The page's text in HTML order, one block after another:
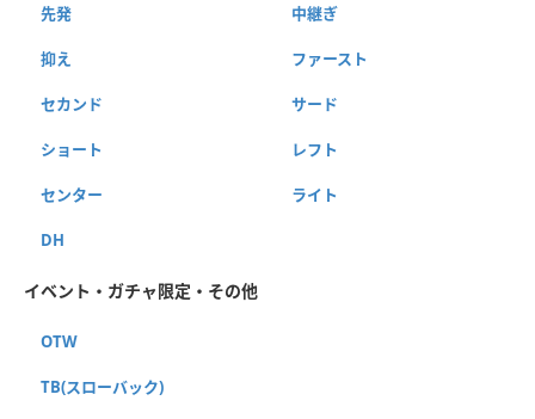
先発 中継ぎ
抑え ファースト
セカンド サード
ショート レフト
センター ライト
DH
イベント・ガチャ限定・その他
OTW
TB(スローバック)